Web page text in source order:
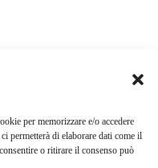
per memorizzare e/o accedere
permetterà di elaborare dati come il
o ritirare il consenso può